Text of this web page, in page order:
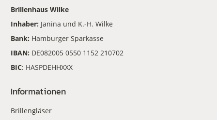
Brillenhaus Wilke
Inhaber: Janina und K.-H. Wilke
Bank: Hamburger Sparkasse
IBAN: DE082005 0550 1152 210702
BIC: HASPDEHHXXX
Informationen
Brillengläser